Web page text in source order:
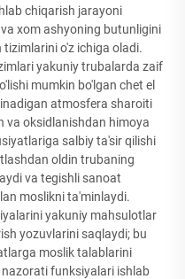
chiqarish jarayoni
xom ashyoning butunligini
o'z ichiga oladi.
yakuniy trubalarda zaif
mumkin bo'lgan chet el
atmosfera sharoiti
va oksidlanishdan himoya
salbiy ta'sir qilishi
oldin trubaning
va tegishli sanoat
moslikni ta'minlaydi.
yakuniy mahsulotlar
yozuvlarini saqlaydi; bu
moslik talablarini
funksiyalari ishlab